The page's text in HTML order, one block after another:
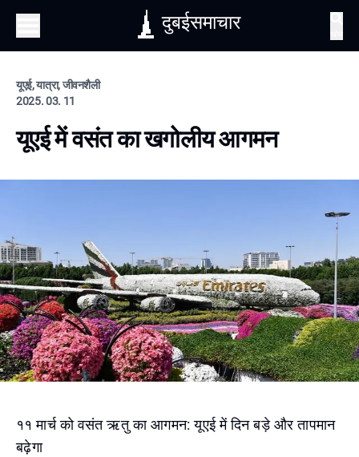
दुबईसमाचार
यूएई, यात्रा, जीवनशैली
2025. 03. 11
यूएई में वसंत का खगोलीय आगमन
११ मार्च को वसंत ऋतु का आगमन: यूएई में दिन बड़े और तापमान
बढ़ेगा